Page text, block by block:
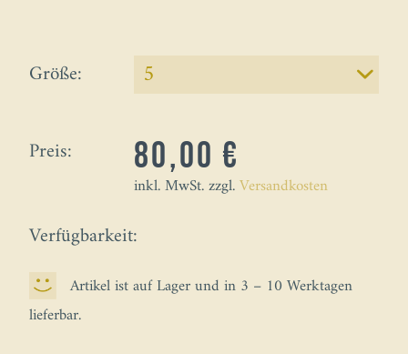
Größe:
Preis: 80,00 €
inkl. MwSt. zzgl.Versandkosten
Verfügbarkeit:
Artikel ist auf Lager und in 3 – 10 Werktagen
lieferbar.